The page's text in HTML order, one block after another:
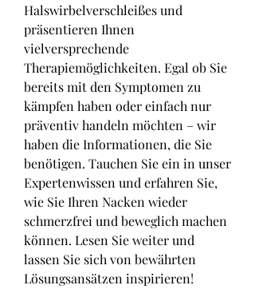
Halswirbelverschleißes und
präsentieren Ihnen
vielversprechende
Therapiemöglichkeiten. Egal ob Sie
bereits mit den Symptomen zu
kämpfen haben oder einfach nur
präventiv handeln möchten – wir
haben die Informationen, die Sie
benötigen. Tauchen Sie ein in unser
Expertenwissen und erfahren Sie,
wie Sie Ihren Nacken wieder
schmerzfrei und beweglich machen
können. Lesen Sie weiter und
lassen Sie sich von bewährten
Lösungsansätzen inspirieren!